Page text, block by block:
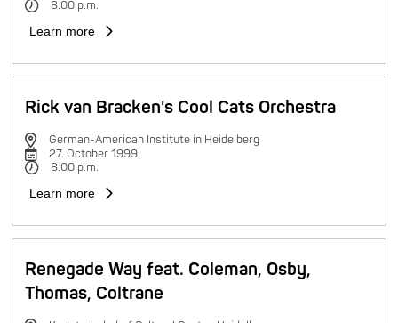
8:00 p.m.
Learn more
Rick van Bracken's Cool Cats Orchestra
German-American Institute in Heidelberg
27. October 1999
8:00 p.m.
Learn more
Renegade Way feat. Coleman, Osby,
Thomas, Coltrane